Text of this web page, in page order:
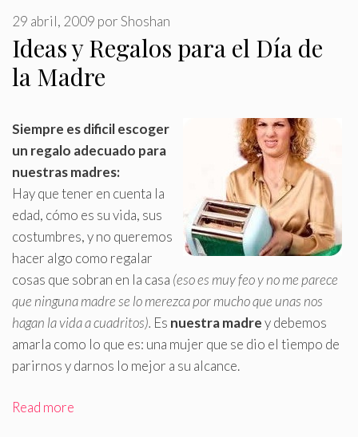
Ideas y Regalos para el Día de
la Madre
29 abril, 2009 porShoshan
Siempre es dificil escoger
un regalo adecuado para
nuestras madres:
Hay que tener en cuenta la
edad, cómo es su vida, sus
costumbres, y no queremos
hacer algo como regalar
cosas que sobran en la casa (eso es muy feo y no me parece
que ninguna madre se lo merezca por mucho que unas nos
hagan la vida a cuadritos). Es nuestra madrey debemos
amarla como lo que es: una mujer que se dio el tiempo de
parirnos y darnos lo mejor a su alcance.
Read more